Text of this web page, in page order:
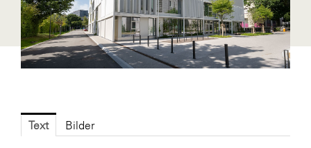
Colmobil Austria
Controller Institut
Darbo
DOMOFERM
Text Bilder